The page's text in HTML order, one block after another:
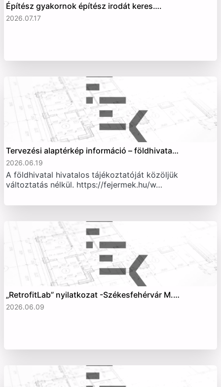
Építész gyakornok építész irodát keres….
2026.07.17
Tervezési alaptérkép információ – földhivata…
2026.06.19
A földhivatal hivatalos tájékoztatóját közöljük
változtatás nélkül. https://fejermek.hu/w…
„RetrofitLab” nyilatkozat -Székesfehérvár M.…
2026.06.09